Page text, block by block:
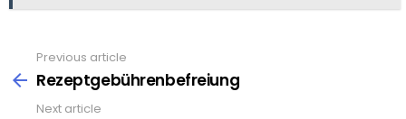
more
Previous article
Rezeptgebührenbefreiung
Next article